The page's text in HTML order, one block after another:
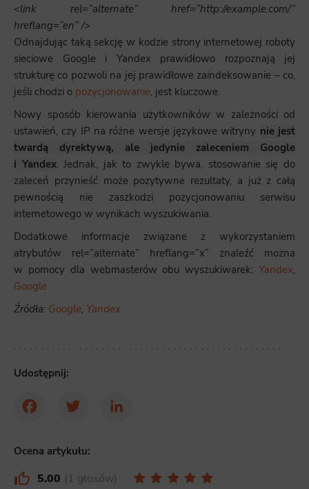
<link rel=”alternate” href=”http://example.com/”
hreflang=”en” />
Odnajdując taką sekcję w kodzie strony internetowej roboty
sieciowe Google i Yandex prawidłowo rozpoznają jej
strukturę co pozwoli na jej prawidłowe zaindeksowanie – co,
jeśli chodzi o pozycjonowanie, jest kluczowe.
Nowy sposób kierowania użytkowników w zależności od
ustawień, czy IP na różne wersje językowe witryny nie jest
twardą dyrektywą, ale jedynie zaleceniem Google
i Yandex. Jednak, jak to zwykle bywa, stosowanie się do
zaleceń przynieść może pozytywne rezultaty, a już z całą
pewnością nie zaszkodzi pozycjonowaniu serwisu
internetowego w wynikach wyszukiwania.
Dodatkowe informacje związane z wykorzystaniem
atrybutów rel=”alternate” hreflang=”x” znaleźć można
w pomocy dla webmasterów obu wyszukiwarek: Yandex,
Google
Źródła: Google, Yandex
Udostępnij:
FacebookTwitter LinkedIn
Ocena artykułu:
5.00 1 głosów